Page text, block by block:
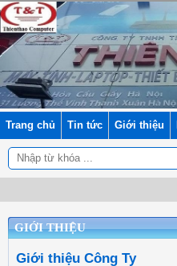
Trang chủ Tin tức Giới thiệu
GIỚI THIỆU
Giới thiệu Công Ty